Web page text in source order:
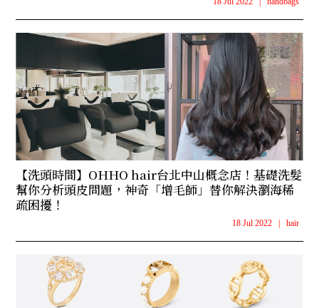
【洗頭時間】OHHO hair台北中山概念店！基礎洗髮
幫你分析頭皮問題，神奇「增毛師」替你解決瀏海稀
疏困擾！
18 Jul 2022 | hair